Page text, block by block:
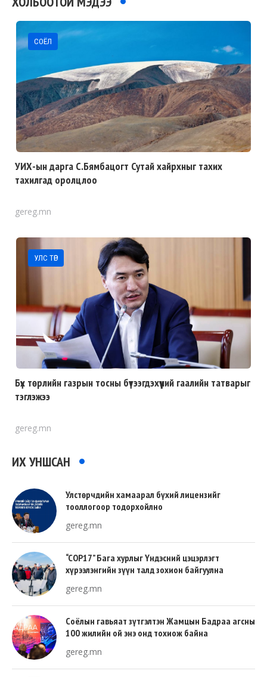
СОЁЛ
УИХ-ын дарга С.Бямбацогт Сутай хайрхныг тахих
тахилгад оролцлоо
gereg.mn
УЛС ТӨР
Бүх төрлийн газрын тосны бүтээгдэхүүний гаалийн татварыг
тэглэжээ
gereg.mn
ИХ УНШСАН
Улстөрчдийн хамаарал бүхий лицензийг
тооллогоор тодорхойлно
gereg.mn
“COP17” Бага хурлыг Үндэсний цэцэрлэгт
хүрээлэнгийн зүүн талд зохион байгуулна
gereg.mn
Соёлын гавьяат зүтгэлтэн Жамцын Бадраа агсны
100 жилийн ой энэ онд тохиож байна
gereg.mn